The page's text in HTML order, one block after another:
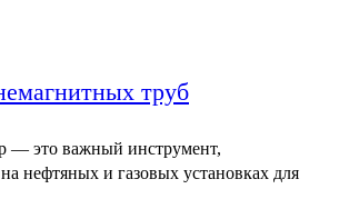
труб
— это важный инструмент,
нефтяных и газовых установках для